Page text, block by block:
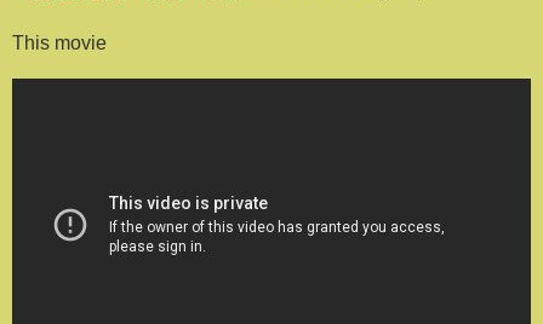
This movie